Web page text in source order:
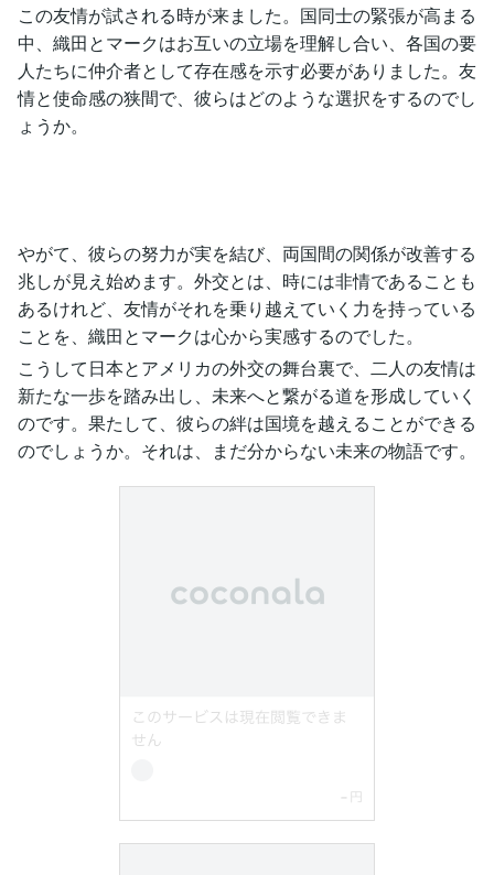
この友情が試される時が来ました。国同士の緊張が高まる
中、織田とマークはお互いの立場を理解し合い、各国の要
人たちに仲介者として存在感を示す必要がありました。友
情と使命感の狭間で、彼らはどのような選択をするのでし
ょうか。
やがて、彼らの努力が実を結び、両国間の関係が改善する
兆しが見え始めます。外交とは、時には非情であることも
あるけれど、友情がそれを乗り越えていく力を持っている
ことを、織田とマークは心から実感するのでした。
こうして日本とアメリカの外交の舞台裏で、二人の友情は
新たな一歩を踏み出し、未来へと繋がる道を形成していく
のです。果たして、彼らの絆は国境を越えることができる
のでしょうか。それは、まだ分からない未来の物語です。